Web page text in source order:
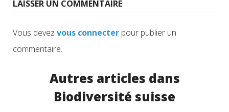
LAISSER UN COMMENTAIRE
Vous devez vous connecter pour publier un
commentaire.
Autres articles dans
Biodiversité suisse